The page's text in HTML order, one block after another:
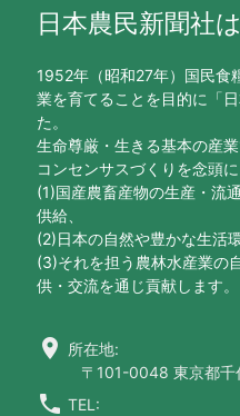
日本農民新聞社は
1952年（昭和27年）国民食
業を育てることを目的に「
た。
生命尊厳・生きる基本の産
コンセンサスづくりを念頭に
(1)国産農畜産物の生産・流
供給、
(2)日本の自然や豊かな生活
(3)それを担う農林水産業の
供・交流を通じ貢献します。
location_on 所在地:
〒101-0048 東京都千
call TEL: